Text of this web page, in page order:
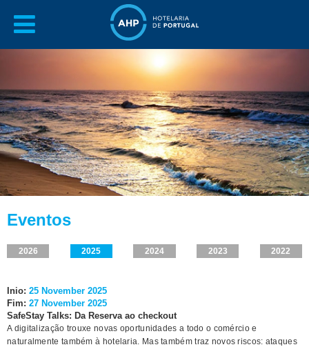
Eventos
2026 2025 2024 2023 2022
Inio: 25 November 2025
Fim: 27 November 2025
SafeStay Talks: Da Reserva ao checkout
A digitalização trouxe novas oportunidades a todo o comércio e
naturalmente também à hotelaria. Mas também traz novos riscos: ataques